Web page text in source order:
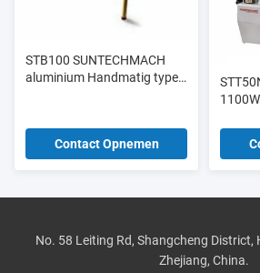
STB100 SUNTECHMACH
aluminium Handmatig type
Contact Opnemen
No. 58 Leiting Rd, Shangcheng District,
Zhejiang, China.